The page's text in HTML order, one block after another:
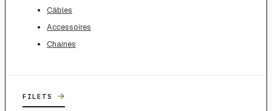
Câbles
Accessoires
Chaines
FILETS →